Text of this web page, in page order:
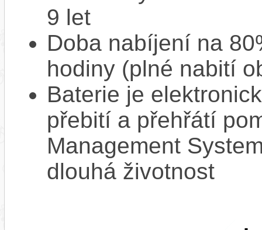
9 let
Doba nabíjení na
hodiny (plné nabití
Baterie je
přebití a přehřátí
Management
dlouhá životnost